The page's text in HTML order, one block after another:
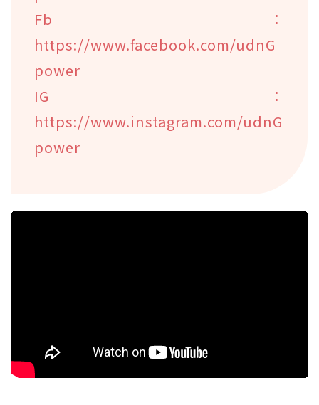
Fb：
https://www.facebook.com/udnG
power
IG：
https://www.instagram.com/udnG
power